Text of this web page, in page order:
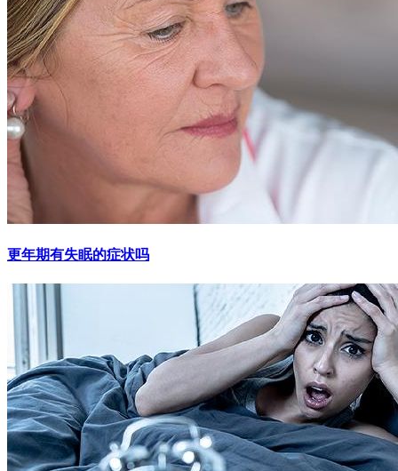
更年期有失眠的症状吗